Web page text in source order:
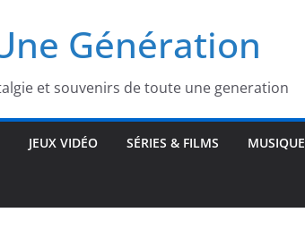
Génération
et souvenirs de toute une generation
JEUX VIDÉO SÉRIES & FILMS MUSIQUE